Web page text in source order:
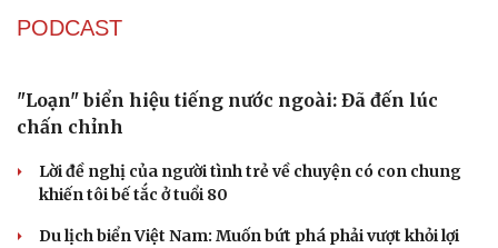
PODCAST
"Loạn" biển hiệu tiếng nước ngoài: Đã đến lúc
chấn chỉnh
Lời đề nghị của người tình trẻ về chuyện có con chung
khiến tôi bế tắc ở tuổi 80
Du lịch biển Việt Nam: Muốn bứt phá phải vượt khỏi lợi